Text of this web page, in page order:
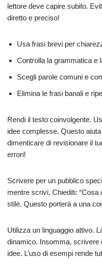
lettore deve capire subito.
diretto e preciso!
Usa frasi brevi per
Controlla la grammatica e
Scegli parole comuni e
Elimina le frasi banali e
Rendi il testo coinvolgente.
idee complesse. Questo
dimenticare di revisionare il
errori!
Scrivere per un pubblico
mentre scrivi. Chiediti: “Cosa
stile. Questo porterà a una
Utilizza un linguaggio attivo.
dinamico. Insomma, scrivere
idee. L’uso di esempi rende